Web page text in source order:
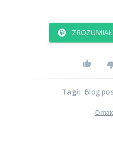
Tagi: Blog
O